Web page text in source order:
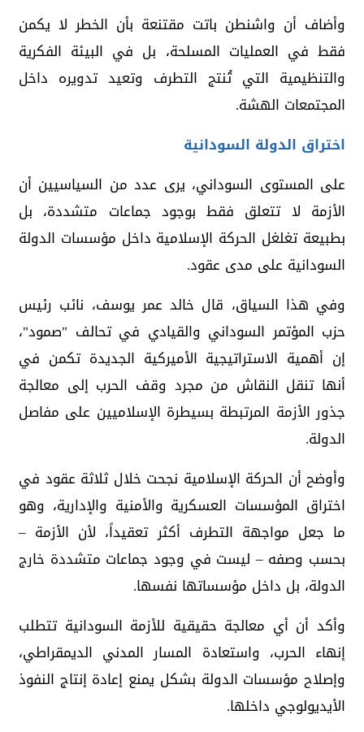
وأضاف أن واشنطن باتت مقتنعة بأن الخطر لا يكمن
فقط في العمليات المسلحة، بل في البيئة الفكرية
والتنظيمية التي تُنتج التطرف وتعيد تدويره داخل
المجتمعات الهشة.
اختراق الدولة السودانية
على المستوى السوداني، يرى عدد من السياسيين أن
الأزمة لا تتعلق فقط بوجود جماعات متشددة، بل
بطبيعة تغلغل الحركة الإسلامية داخل مؤسسات الدولة
السودانية على مدى عقود.
وفي هذا السياق، قال خالد عمر يوسف، نائب رئيس
حزب المؤتمر السوداني والقيادي في تحالف "صمود"،
إن أهمية الاستراتيجية الأميركية الجديدة تكمن في
أنها تنقل النقاش من مجرد وقف الحرب إلى معالجة
جذور الأزمة المرتبطة بسيطرة الإسلاميين على مفاصل
الدولة.
وأوضح أن الحركة الإسلامية نجحت خلال ثلاثة عقود في
اختراق المؤسسات العسكرية والأمنية والإدارية، وهو
ما جعل مواجهة التطرف أكثر تعقيداً، لأن الأزمة –
بحسب وصفه – ليست في وجود جماعات متشددة خارج
الدولة، بل داخل مؤسساتها نفسها.
وأكد أن أي معالجة حقيقية للأزمة السودانية تتطلب
إنهاء الحرب، واستعادة المسار المدني الديمقراطي،
وإصلاح مؤسسات الدولة بشكل يمنع إعادة إنتاج النفوذ
الأيديولوجي داخلها.